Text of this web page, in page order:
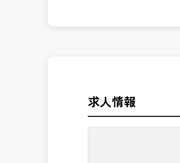
✅ストレスのない、上下
■勤務地について、ご希望
国土交通省、地方自治体
■発注者支援業務＜希望す
求人情報